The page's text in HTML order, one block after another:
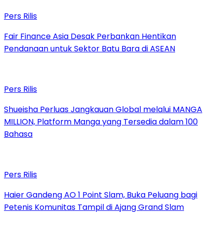
Pers Rilis
Fair Finance Asia Desak Perbankan Hentikan
Pendanaan untuk Sektor Batu Bara di ASEAN
Pers Rilis
Shueisha Perluas Jangkauan Global melalui MANGA
MILLION, Platform Manga yang Tersedia dalam 100
Bahasa
Pers Rilis
Haier Gandeng AO 1 Point Slam, Buka Peluang bagi
Petenis Komunitas Tampil di Ajang Grand Slam